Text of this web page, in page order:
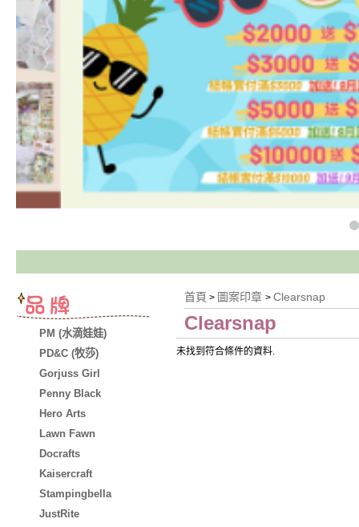
PM (水滴娃娃)
PD&C (牧莎)
Gorjuss Girl
Penny Black
Hero Arts
Lawn Fawn
Docrafts
Kaisercraft
Stampingbella
JustRite
首頁 > 圖案印章 > Clearsnap
Clearsnap
未找到符合條件的資料.